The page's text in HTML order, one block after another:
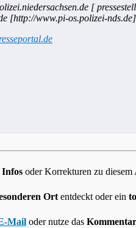
[
[http://www.pi-os.polizei-nds.de]
Infos oder Korrekturen zu
Ort entdeckt oder ein
Mail oder nutze das